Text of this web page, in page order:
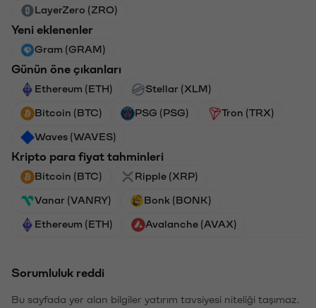
LayerZero (ZRO)
Yeni eklenenler
Gram (GRAM)
Günün öne çıkanları
Ethereum (ETH) Stellar (XLM)
Bitcoin (BTC) PSG (PSG) Tron (TRX)
Waves (WAVES)
Kripto para fiyat tahminleri
Bitcoin (BTC) Ripple (XRP)
Vanar (VANRY) Bonk (BONK)
Ethereum (ETH) Avalanche (AVAX)
Sorumluluk reddi
Bu sayfada yer alan bilgiler yatırım tavsiyesi niteliği taşımaz.